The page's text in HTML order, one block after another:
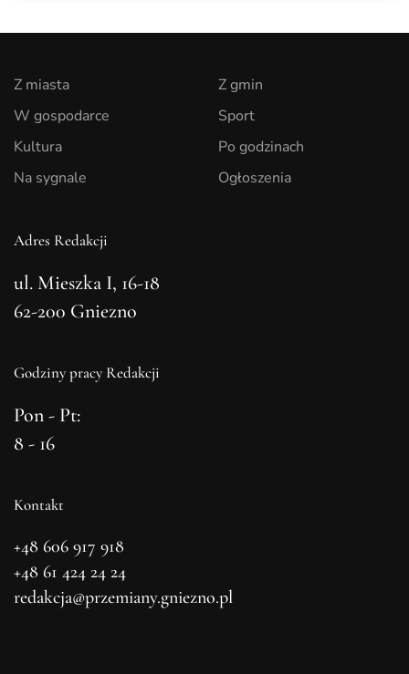
Z miasta
W gospodarce
Kultura
Na sygnale
Z gmin
Sport
Po godzinach
Ogłoszenia
Adres Redakcji
ul. Mieszka I, 16-18
62-200 Gniezno
Godziny pracy Redakcji
Pon - Pt:
8 - 16
Kontakt
+48 606 917 918
+48 61 424 24 24
redakcja@przemiany.gniezno.pl